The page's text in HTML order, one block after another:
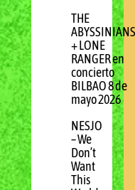
THE
ABYSSINIANS
+ LONE
RANGER en
concierto
BILBAO 8 de
mayo 2026
NESJO
– We
Don’t
Want
This